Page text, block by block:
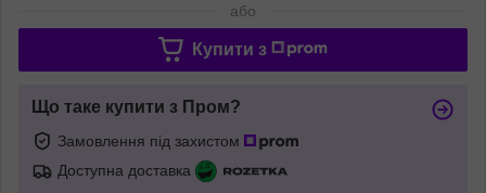
або
Купити з
Що таке купити з Пром?
Замовлення під захистом
Доступна доставка